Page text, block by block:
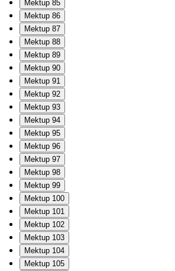
Mektup 85
Mektup 86
Mektup 87
Mektup 88
Mektup 89
Mektup 90
Mektup 91
Mektup 92
Mektup 93
Mektup 94
Mektup 95
Mektup 96
Mektup 97
Mektup 98
Mektup 99
Mektup 100
Mektup 101
Mektup 102
Mektup 103
Mektup 104
Mektup 105